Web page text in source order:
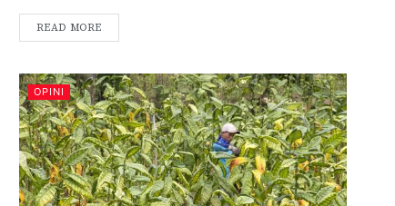
READ MORE
OPINI